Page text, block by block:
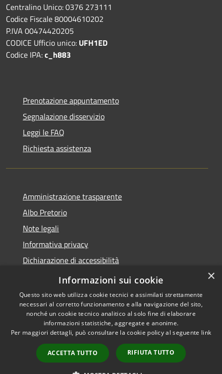
Centralino Unico: 0376 273111
Codice Fiscale 80004610202
P.IVA 00474420205
CODICE Ufficio unico: UFH1ED
Codice IPA:c_h883
Prenotazione appuntamento
Segnalazione disservizio
Leggi le FAQ
Richiesta assistenza
Amministrazione trasparente
Albo Pretorio
Note legali
Informativa privacy
Dichiarazione di accessibilità
Obiettivi di accessibilità
Accessibilità
Copyright © 2026 • Comune di
San Giorgio Bigarello •
Powered byMunicipium
Accesso redazione
×
Informazioni sui cookie
Questo sito web utilizza cookie tecnici e assimilati strettamente
necessari al corretto funzionamento e alla navigazione del sito,
nonché un cookie tecnico analitico al solo fine di elaborare
informazioni statistiche, aggregate e anonime.
Per maggiori dettagli, può consultare la cookie policy al seguente link
ACCETTA TUTTO RIFIUTA TUTTO